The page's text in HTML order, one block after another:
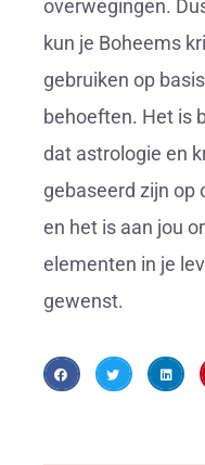
overwegingen.
kun je Boheems
gebruiken op
behoeften. Het is
dat astrologie en
gebaseerd zijn op
en het is aan jou
elementen in je
gewenst.